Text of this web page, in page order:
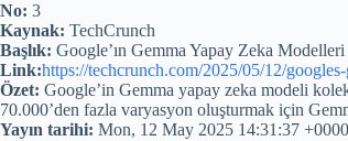
No: 3
Kaynak: TechCrunch
Başlık: Google’ın Gemma Yapay Zeka
Link:https://techcrunch.com/2025/05/12/
Özet: Google’in Gemma yapay zeka modeli
70.000’den fazla varyasyon oluşturmak için
Yayın tarihi: Mon, 12 May 2025 14:31:37 +0000